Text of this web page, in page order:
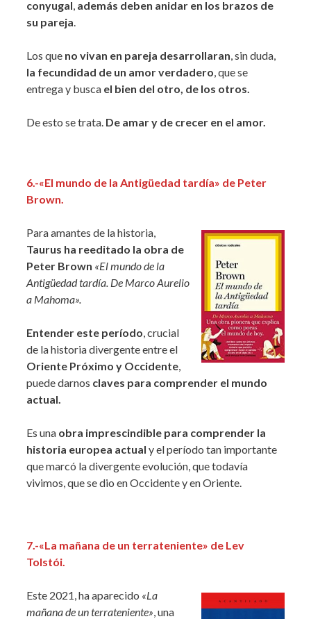
conyugal, además deben anidar en los brazos de
su pareja.
Los que no vivan en pareja desarrollaran, sin duda,
la fecundidad de un amor verdadero, que se
entrega y busca el bien del otro, de los otros.
De esto se trata. De amar y de crecer en el amor.
6.-«El mundo de la Antigüedad tardía» de Peter
Brown.
Para amantes de la historia,
Taurus ha reeditado la obra de
Peter Brown «El mundo de la
Antigüedad tardía. De Marco Aurelio
a Mahoma».
Entender este período, crucial
de la historia divergente entre el
Oriente Próximo y Occidente,
puede darnos claves para comprender el mundo
actual.
Es una obra imprescindible para comprender la
historia europea actual y el período tan importante
que marcó la divergente evolución, que todavía
vivimos, que se dio en Occidente y en Oriente.
7.-«La mañana de un terrateniente» de Lev
Tolstói.
Este 2021, ha aparecido «La
mañana de un terrateniente», una